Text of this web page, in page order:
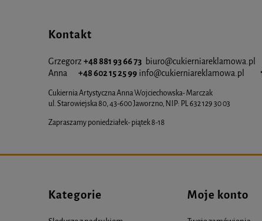
Kontakt
Grzegorz +48 881 93 66 73 biuro@cukierniareklamowa.pl
Anna
+48 602 15 25 99 info@cukierniareklamowa.pl
Cukiernia Artystyczna Anna Wojciechowska- Marczak
ul. Starowiejska 80, 43-600 Jaworzno, NIP: PL 632 129 30 03
Zapraszamy poniedziałek- piątek 8-18
Kategorie Moje konto